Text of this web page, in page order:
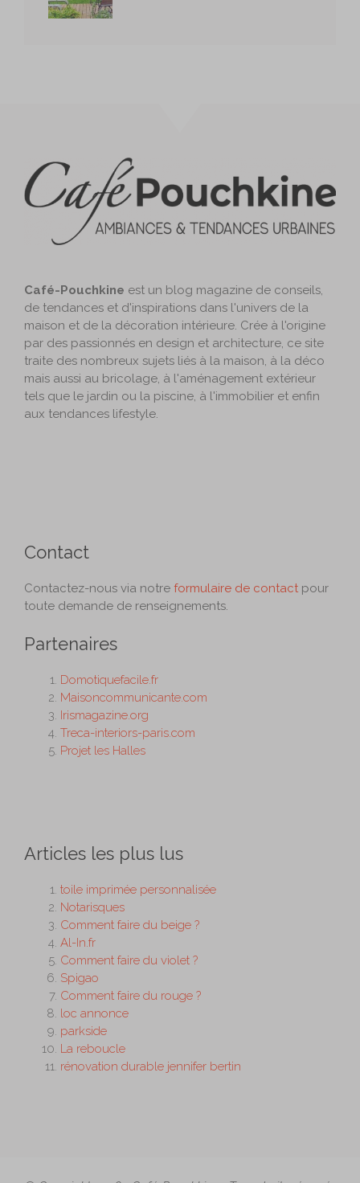
Café-Pouchkine est un blog magazine de conseils,
de tendances et d'inspirations dans l'univers de la
maison et de la décoration intérieure. Crée à l'origine
par des passionnés en design et architecture, ce site
traite des nombreux sujets liés à la maison, à la déco
mais aussi au bricolage, à l'aménagement extérieur
tels que le jardin ou la piscine, à l'immobilier et enfin
aux tendances lifestyle.
Contact
Contactez-nous via notre formulaire de contact pour
toute demande de renseignements.
Partenaires
Domotiquefacile.fr
Maisoncommunicante.com
Irismagazine.org
Treca-interiors-paris.com
Projet les Halles
Articles les plus lus
toile imprimée personnalisée
Notarisques
Comment faire du beige ?
Al-In.fr
Comment faire du violet ?
Spigao
Comment faire du rouge ?
loc annonce
parkside
La reboucle
rénovation durable jennifer bertin